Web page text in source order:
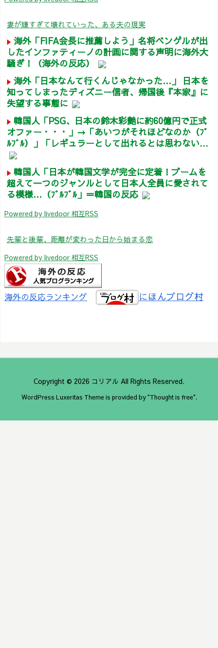
妻が嫌すぎて壊れていった、ある夫の現実
海外「FIFA会長に推薦しよう」名将ベンゲルが出
したインファティーノの計画に関する声明に海外大
騒ぎ！（海外の反応）
海外「日本なんて行くんじゃなかった…」 日本を
知ってしまったディズニー信者、帰国後『本家』に
失望する事態に
韓国人「PSG、日本の鈴木彩艶に約60億円で正式
オファー・・・」→「あいつがそれほどなのか（ﾌﾞ
ﾙﾌﾞﾙ）」「レギュラーとして出れるとは思わない...
韓国人「日本が韓国文学が完全に定着！ブームを
超えて一つのジャンルとして日本人全員に愛されて
る模様…（ﾌﾞﾙﾌﾞﾙ」＝韓国の反応
Powered by livedoor 相互RSS
先輩と後輩、距離が変わった日から始まる恋
Powered by livedoor 相互RSS
海外の反応ランキング にほんブログ村
Copyright © 2026 コリアル All Rights Reserved.
WordPress Luxeritas Theme is provided by "Thought is free".